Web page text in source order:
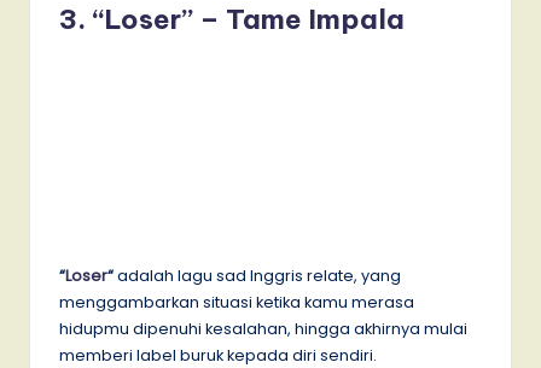
3. “Loser” – Tame Impala
“Loser“adalah lagu sad Inggris relate, yang
menggambarkan situasi ketika kamu merasa
hidupmu dipenuhi kesalahan, hingga akhirnya mulai
memberi label buruk kepada diri sendiri.